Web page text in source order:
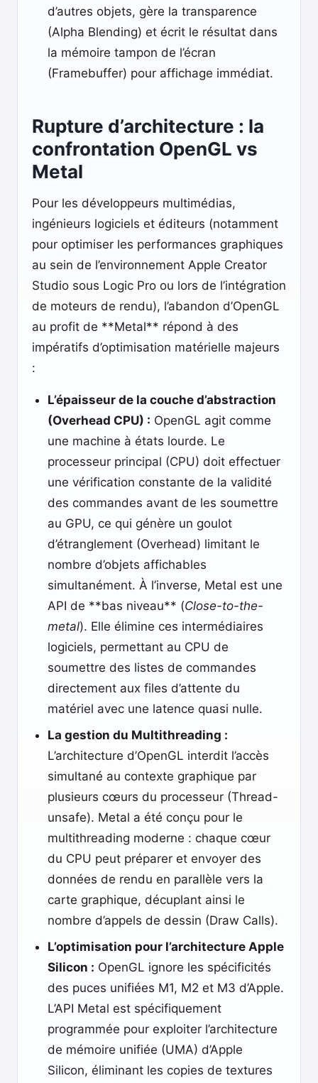
d’autres objets, gère la transparence
(Alpha Blending) et écrit le résultat dans
la mémoire tampon de l’écran
(Framebuffer) pour affichage immédiat.
Rupture d’architecture : la
confrontation OpenGL vs
Metal
Pour les développeurs multimédias,
ingénieurs logiciels et éditeurs (notamment
pour optimiser les performances graphiques
au sein de l’environnement Apple Creator
Studio sous Logic Pro ou lors de l’intégration
de moteurs de rendu), l’abandon d’OpenGL
au profit de **Metal** répond à des
impératifs d’optimisation matérielle majeurs
:
L’épaisseur de la couche d’abstraction
(Overhead CPU) : OpenGL agit comme
une machine à états lourde. Le
processeur principal (CPU) doit effectuer
une vérification constante de la validité
des commandes avant de les soumettre
au GPU, ce qui génère un goulot
d’étranglement (Overhead) limitant le
nombre d’objets affichables
simultanément. À l’inverse, Metal est une
API de **bas niveau** (Close-to-the-
metal). Elle élimine ces intermédiaires
logiciels, permettant au CPU de
soumettre des listes de commandes
directement aux files d’attente du
matériel avec une latence quasi nulle.
La gestion du Multithreading :
L’architecture d’OpenGL interdit l’accès
simultané au contexte graphique par
plusieurs cœurs du processeur (Thread-
unsafe). Metal a été conçu pour le
multithreading moderne : chaque cœur
du CPU peut préparer et envoyer des
données de rendu en parallèle vers la
carte graphique, décuplant ainsi le
nombre d’appels de dessin (Draw Calls).
L’optimisation pour l’architecture Apple
Silicon : OpenGL ignore les spécificités
des puces unifiées M1, M2 et M3 d’Apple.
L’API Metal est spécifiquement
programmée pour exploiter l’architecture
de mémoire unifiée (UMA) d’Apple
Silicon, éliminant les copies de textures